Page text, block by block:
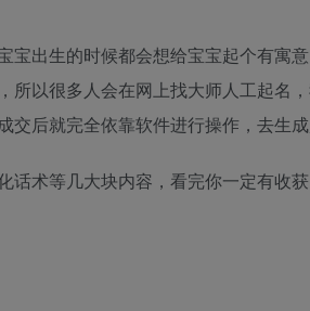
出生的时候都会想给宝宝起个有寓
以很多人会在网上找大师人工起名
后就完全依靠软件进行操作，去生成
术等几大块内容，看完你一定有收获